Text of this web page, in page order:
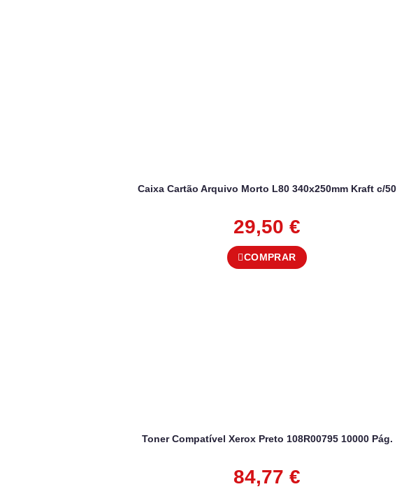
Caixa Cartão Arquivo Morto L80 340x250mm Kraft c/50
29,50 €
COMPRAR
Toner Compatível Xerox Preto 108R00795 10000 Pág.
84,77 €